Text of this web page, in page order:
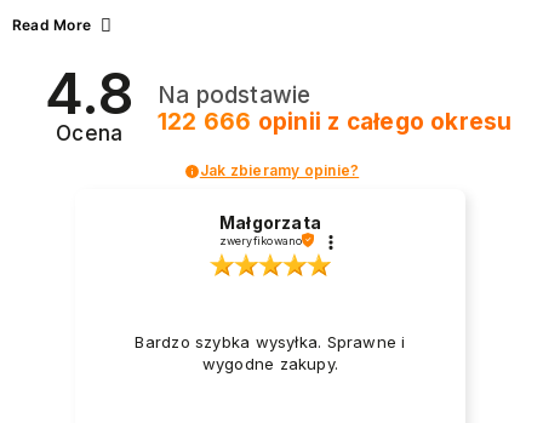
zarówno energetycznych odcieni inspirowanych wakacjami, jak
2026? Znajdź inspirację dla swojego manicure!
Read More
4.8
Ocena
Na podstawie
122 666 opinii z całego okresu
Jak zbieramy opinie?
Małgorzata
zweryfikowano
Bardzo szybka wysyłka. Sprawne i
wygodne zakupy.